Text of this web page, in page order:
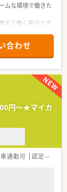
を支援してくれる
閉局時間に合わ
的に働けます。
2.5日以上の勤務
けられる環境で
休業も3歳まで取
躍している職場で
ムな環境で働きた
えて働く事ができ
な特徴のある店
合わせ
円～★マイカ
車通勤可 認定薬剤師取得支援あり